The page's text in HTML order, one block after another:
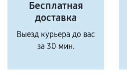
Бесплатная
доставка
Выезд курьера до вас
за 30 мин.